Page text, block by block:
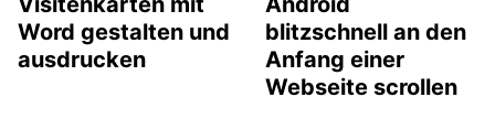
Word gestalten und
ausdrucken
blitzschnell an den
Anfang einer
Webseite scrollen